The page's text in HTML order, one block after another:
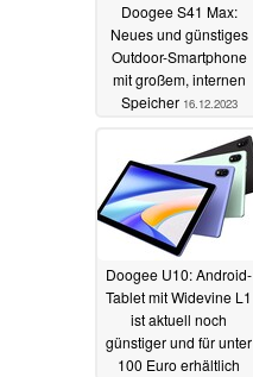
Doogee S41 Max:
Neues und günstiges
Outdoor-Smartphone
mit großem, internen
Speicher 16.12.2023
Doogee U10: Android-
Tablet mit Widevine L1
ist aktuell noch
günstiger und für unter
100 Euro erhältlich